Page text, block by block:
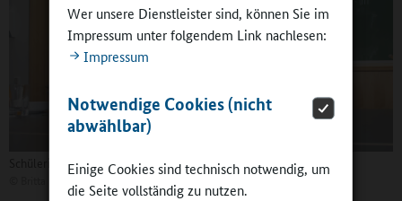
Wer unsere Dienstleister sind, können Sie im
Impressum unter folgendem Link nachlesen:
Impressum
Notwendige Cookies (nicht
abwählbar)
Einige Cookies sind technisch notwendig, um
die Seite vollständig zu nutzen.
Schülerinnen und Schüler möchten mitentscheiden
Britta Hüning